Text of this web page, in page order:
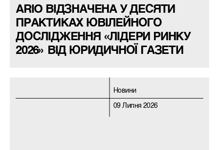
ARIO ВІДЗНАЧЕНА У ДЕСЯТИ
ПРАКТИКАХ ЮВІЛЕЙНОГО
ДОСЛІДЖЕННЯ «ЛІДЕРИ РИНКУ
2026» ВІД ЮРИДИЧНОЇ ГАЗЕТИ
Новини
09 Липня 2026